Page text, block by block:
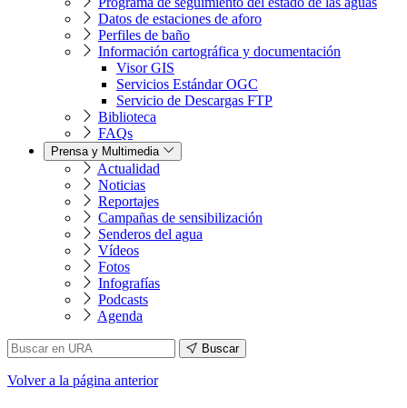
Datos de estaciones de aforo
Perfiles de baño
Información cartográfica y documentación
Visor GIS
Servicios Estándar OGC
Servicio de Descargas FTP
Biblioteca
FAQs
Prensa y Multimedia
Actualidad
Noticias
Reportajes
Campañas de sensibilización
Senderos del agua
Vídeos
Fotos
Infografías
Podcasts
Agenda
Buscar
Volvera la página anterior